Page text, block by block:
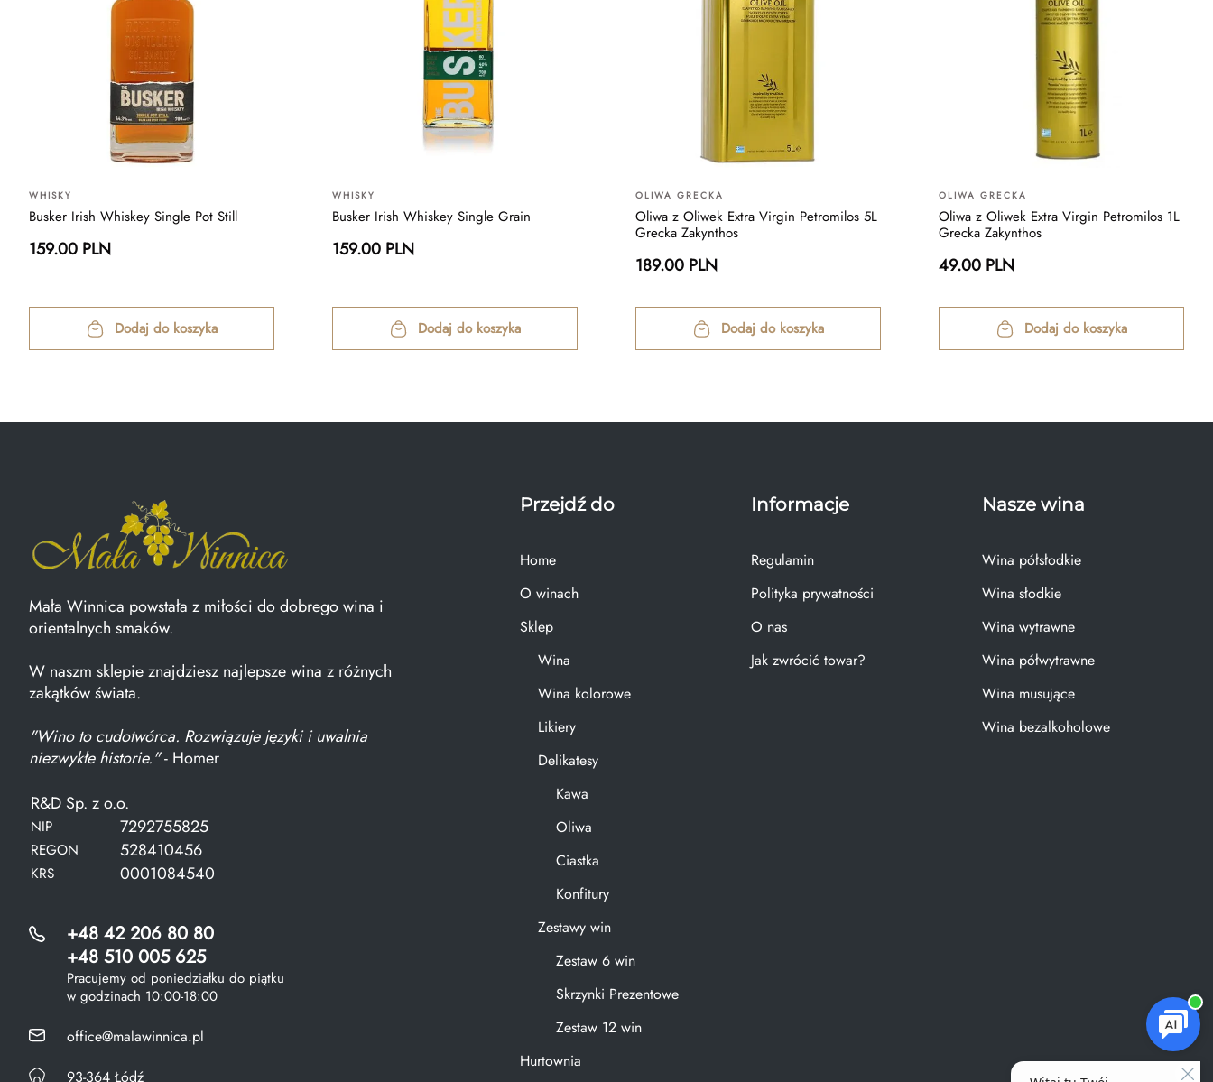
WHISKY
Busker Irish Whiskey Single Pot Still
159.00 PLN
Dodaj do koszyka
WHISKY
Busker Irish Whiskey Single Grain
159.00 PLN
Dodaj do koszyka
OLIWA GRECKA
Oliwa z Oliwek Extra Virgin Petromilos 5L
Grecka Zakynthos
189.00 PLN
Dodaj do koszyka
OLIWA GRECKA
Oliwa z Oliwek Extra Virgin Petromilos 1L
Grecka Zakynthos
49.00 PLN
Dodaj do koszyka
Mała Winnica powstała z miłości do dobrego wina i
orientalnych smaków.
W naszm sklepie znajdziesz najlepsze wina z różnych
zakątków świata.
"Wino to cudotwórca. Rozwiązuje języki i uwalnia
niezwykłe historie."- Homer
R&D Sp. z o.o.
NIP 7292755825
REGON 528410456
KRS 0001084540
+48 42 206 80 80
+48 510 005 625
Pracujemy od poniedziałku do piątku
w godzinach 10:00-18:00
office@malawinnica.pl
93-364 Łódź
Przejdź do
Home
O winach
Sklep
Wina
Wina kolorowe
Likiery
Delikatesy
Kawa
Oliwa
Ciastka
Konfitury
Zestawy win
Zestaw 6 win
Skrzynki Prezentowe
Zestaw 12 win
Hurtownia
Informacje
Regulamin
Polityka prywatności
O nas
Jak zwrócić towar?
Nasze wina
Wina półsłodkie
Wina słodkie
Wina wytrawne
Wina półwytrawne
Wina musujące
Wina bezalkoholowe